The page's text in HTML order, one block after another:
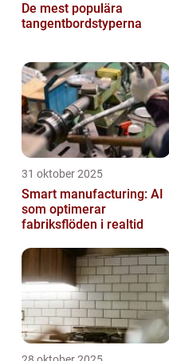
De mest populära
tangentbordstyperna
31 oktober 2025
Smart manufacturing: AI
som optimerar
fabriksflöden i realtid